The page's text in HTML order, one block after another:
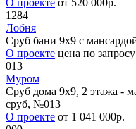
О проекте от 520 000р.
1284
Лобня
Сруб бани 9х9 с
О проекте цена по запросу
013
Муром
Сруб дома 9х9, 2 этажа -
сруб, №013
О проекте от 1 041 000р.